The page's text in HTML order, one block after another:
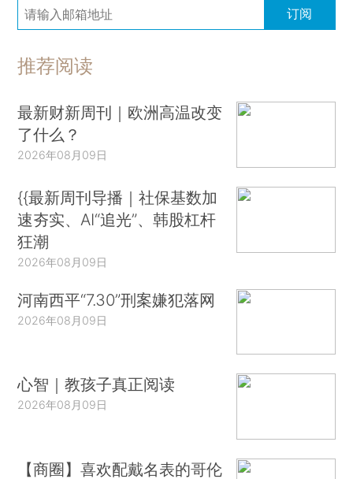
订阅
推荐阅读
最新财新周刊｜欧洲高温改变
了什么？
2026年08月09日
{{最新周刊导播｜社保基数加
速夯实、AI“追光”、韩股杠杆
狂潮
2026年08月09日
河南西平“7.30”刑案嫌犯落网
2026年08月09日
心智｜教孩子真正阅读
2026年08月09日
【商圈】喜欢配戴名表的哥伦